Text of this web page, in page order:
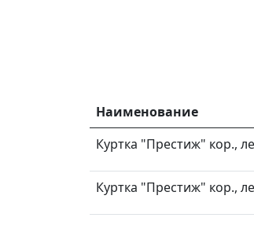
Наименование
Куртка "Престиж" кор.,
Куртка "Престиж" кор.,